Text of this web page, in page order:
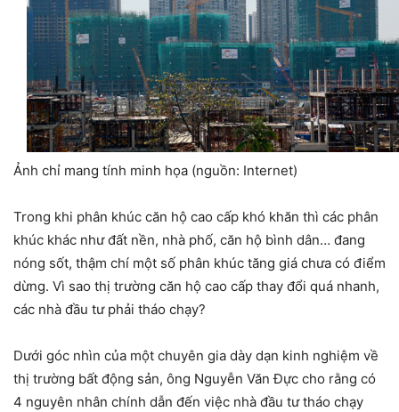
Ảnh chỉ mang tính minh họa (nguồn: Internet)
Trong khi phân khúc căn hộ cao cấp khó khăn thì các phân
khúc khác như đất nền, nhà phố, căn hộ bình dân… đang
nóng sốt, thậm chí một số phân khúc tăng giá chưa có điểm
dừng. Vì sao thị trường căn hộ cao cấp thay đổi quá nhanh,
các nhà đầu tư phải tháo chạy?
Dưới góc nhìn của một chuyên gia dày dạn kinh nghiệm về
thị trường bất động sản, ông Nguyễn Văn Đực cho rằng có
4 nguyên nhân chính dẫn đến việc nhà đầu tư tháo chạy